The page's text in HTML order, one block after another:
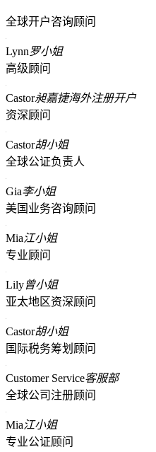
全球开户咨询顾问
Lynn罗小姐
高级顾问
Castor昶嘉捷海外注册开户
资深顾问
Castor胡小姐
全球公证负责人
Gia李小姐
美国业务咨询顾问
Mia江小姐
专业顾问
Lily曾小姐
亚太地区资深顾问
Castor胡小姐
国际税务筹划顾问
Customer Service客服部
全球公司注册顾问
Mia江小姐
专业公证顾问